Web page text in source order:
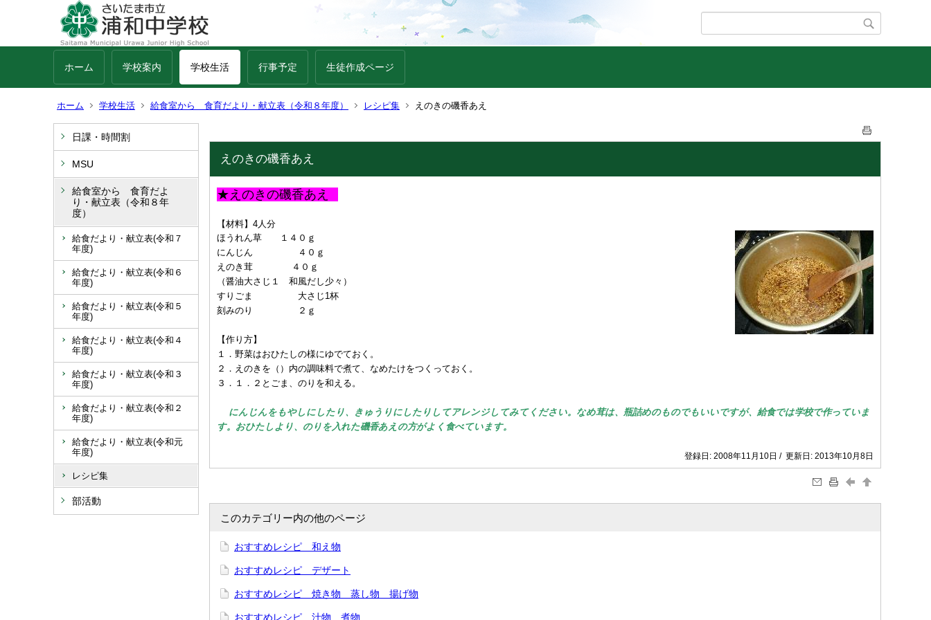
ホーム 学校案内 学校生活 行事予定 生徒作成ページ
ホーム 学校生活 給食室から 食育だより・献立表（令和８年度） レシピ集 えのきの磯香あえ
日課・時間割
MSU
給食室から 食育だよ
り・献立表（令和８年
度）
給食だより・献立表(令和７
年度)
給食だより・献立表(令和６
年度)
給食だより・献立表(令和５
年度)
給食だより・献立表(令和４
年度)
給食だより・献立表(令和３
年度)
給食だより・献立表(令和２
年度)
給食だより・献立表(令和元
年度)
レシピ集
部活動
えのきの磯香あえ
★えのきの磯香あえ
【材料】4人分
ほうれん草 １４０ｇ
にんじん ４０ｇ
えのき茸 ４０ｇ
（醤油大さじ１ 和風だし少々）
すりごま 大さじ1杯
刻みのり ２ｇ
【作り方】
１．野菜はおひたしの様にゆでておく。
２．えのきを（）内の調味料で煮て、なめたけをつくっておく。
３．１．２とごま、のりを和える。
にんじんをもやしにしたり、きゅうりにしたりしてアレンジしてみてください。 なめ茸は、瓶詰めのものでもいいですが、給食では学校で作っていま
す。おひたしより、のりを入れた磯香あえの方がよく食べています。
登録日: 2008年11月10日 / 更新日: 2013年10月8日
このカテゴリー内の他のページ
おすすめレシピ 和え物
おすすめレシピ デザート
おすすめレシピ 焼き物 蒸し物 揚げ物
おすすめレシピ 汁物 煮物